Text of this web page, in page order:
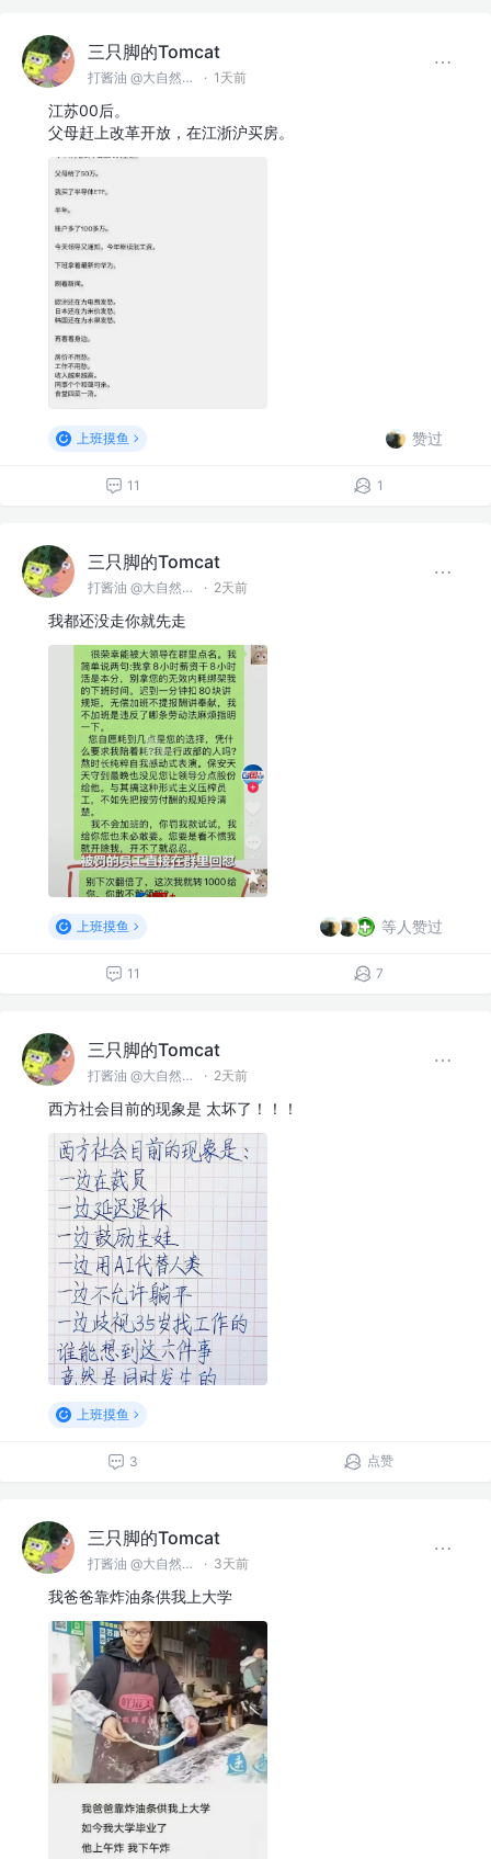
三只脚的Tomcat
打酱油 @大自然空气搬运股份有限公司 · 1天前
江苏00后。
父母赶上改革开放，在江浙沪买房。
上班摸鱼 赞过
11 1
三只脚的Tomcat
打酱油 @大自然空气搬运股份有限公司 · 2天前
我都还没走你就先走
上班摸鱼 等人赞过
11 7
三只脚的Tomcat
打酱油 @大自然空气搬运股份有限公司 · 2天前
西方社会目前的现象是 太坏了！！！
上班摸鱼
3 点赞
三只脚的Tomcat
打酱油 @大自然空气搬运股份有限公司 · 3天前
我爸爸靠炸油条供我上大学